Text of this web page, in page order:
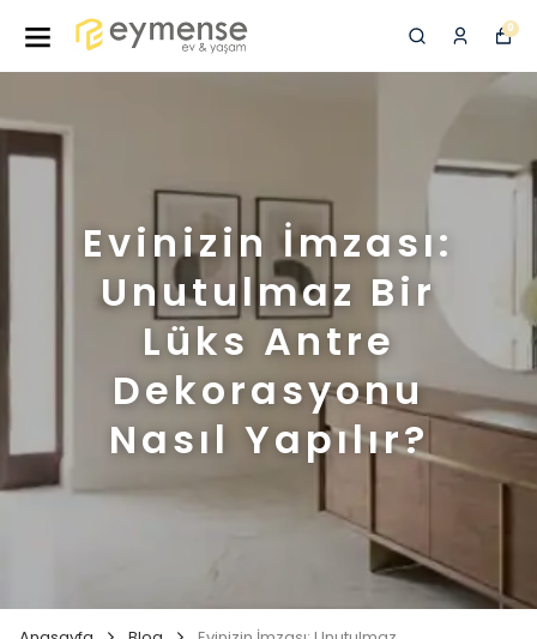
0
Evinizin İmzası:
Unutulmaz Bir
Lüks Antre
Dekorasyonu
Nasıl Yapılır?